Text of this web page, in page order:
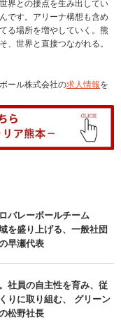
界との接点を生み出してい
です。アリーナ構想も含め
る場所を増やしていく。熊
、世界と直接つながれる。
ール株式会社の求人情報を
バレーボールチーム
を盛り上げる、一般社団
早瀬代表
社員の自主性を育み、従
りに取り組む、 グリーン
松野社長